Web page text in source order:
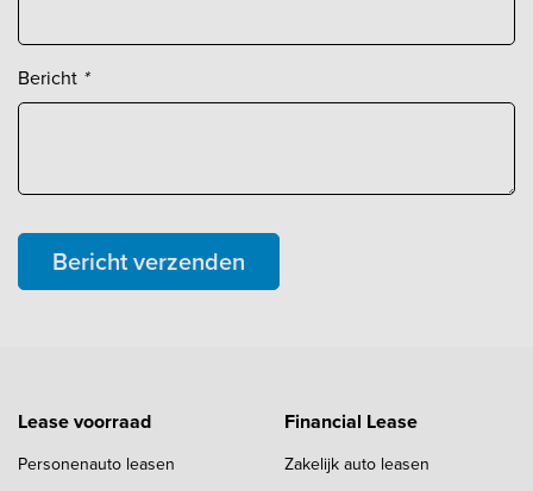
Bericht *
Bericht verzenden
Lease voorraad
Personenauto leasen
Financial Lease
Zakelijk auto leasen